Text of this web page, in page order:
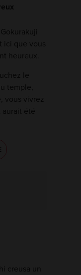
ici que vous
heureux.
le
temple,
vous vivrez
aurait été
creusa un